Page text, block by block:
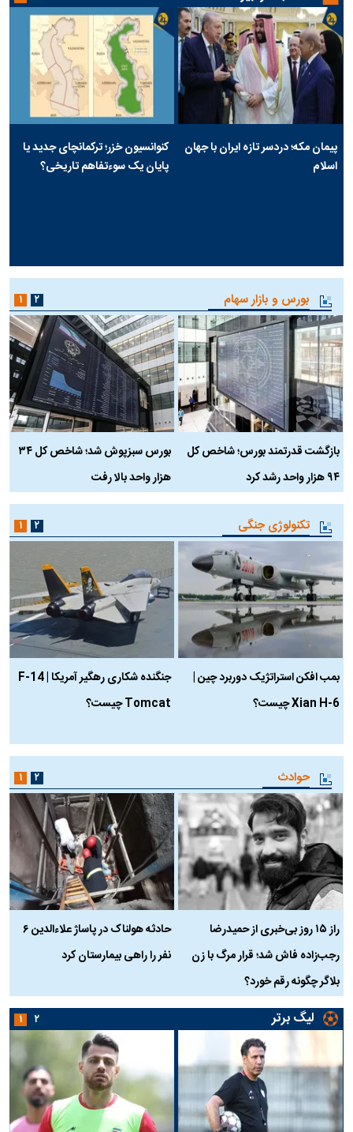
پیمان مکه؛ دردسر تازه ایران با جهان
اسلام
کنوانسیون خزر؛ ترکمانچای جدید یا
پایان یک سوءتفاهم تاریخی؟
بورس و بازار سهام
بازگشت قدرتمند بورس؛ شاخص کل
۹۴ هزار واحد رشد کرد
بورس سبزپوش شد؛ شاخص کل ۳۴
هزار واحد بالا رفت
۱ ۲
تکنولوژی جنگی
بمب افکن استراتژیک دوربرد چین |
Xian H-6 چیست؟
جنگنده شکاری رهگیر آمریکا | F-14
Tomcat چیست؟
۱ ۲
حوادث
راز ۱۵ روز بی‌خبری از حمیدرضا
رجب‌زاده فاش شد؛ قرار مرگ با زن
بلاگر چگونه رقم خورد؟
حادثه هولناک در پاساژ علاءالدین ۶
نفر را راهی بیمارستان کرد
۱ ۲
لیگ برتر ۱ ۲